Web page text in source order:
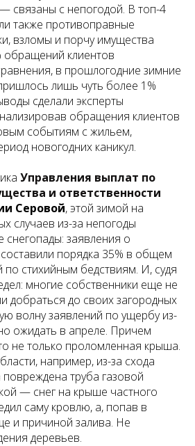
связаны с непогодой. В топ-4
также противоправные
взломы и порчу имущества
клиентов
в прошлогодние зимние
лишь чуть более 1%
сделали эксперты
обращения клиентов
событиям с жильем,
новогодних каникул.
Управления выплат по
и ответственности
Серовой, этой зимой на
случаев из-за непогоды
снегопады: заявления о
порядка 35% в общем
стихийным бедствиям. И, судя
многие собственники еще не
добраться до своих загородных
волну заявлений по ущербу из-
ожидать в апреле. Причем
не только проломленная крыша.
например, из-за схода
труба газовой
— снег на крыше частного
саму кровлю, а, попав в
и причиной залива. Не
деревьев.